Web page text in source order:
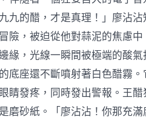
九的醋，才是真理！」廖沾
險，被迫從他對蒜泥的焦慮
緣，光線一瞬間被極端的酸
底座還不斷噴射著白色醋霧
睛發疼，同時發出警報。王
磨砂紙。「廖沾沾！你那充